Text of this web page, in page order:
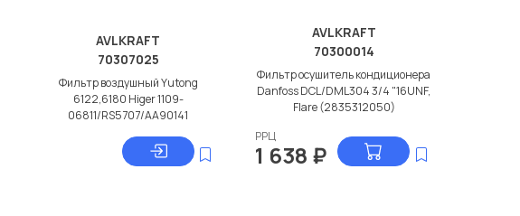
AVLKRAFT
70307025
Фильтр воздушный Yutong
6122,6180 Higer 1109-
06811/RS5707/АА90141
AVLKRAFT
70300014
Фильтр осушитель кондиционера
Danfoss DCL/DML304 3/4 "16UNF,
Flare (2835312050)
РРЦ
1 638 ₽